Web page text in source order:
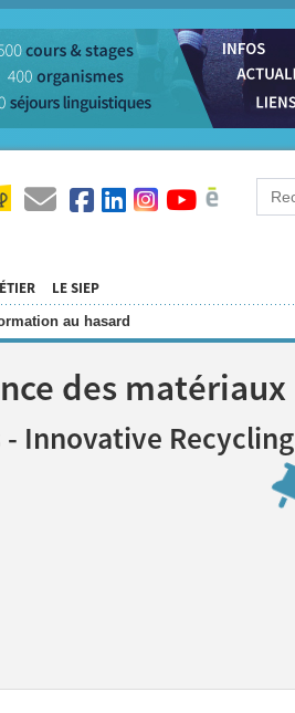
au hasard
LE SIEP
des matériaux
Innovative Recycling